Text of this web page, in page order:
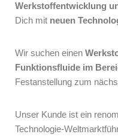
Werkstoffentwicklung
Dich mit neuen
Wir suchen einen
Funktionsfluide im
Festanstellung zum
Unser Kunde ist ein
Technologie-